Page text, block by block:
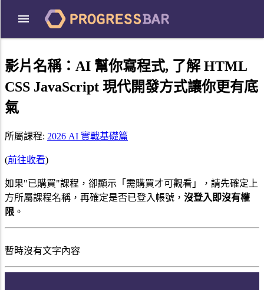
影片名稱： AI 幫你寫程式, 了解 HTML
CSS JavaScript 現代開發方式讓你更有底
氣
所屬課程: 2026 AI 實戰基礎篇
(前往收看)
如果"已購買"課程，卻顯示「需購買才可觀看」，請先確定上
方所屬課程名稱，再確定是否已登入帳號， 沒登入即沒有權
限 。
暫時沒有文字內容